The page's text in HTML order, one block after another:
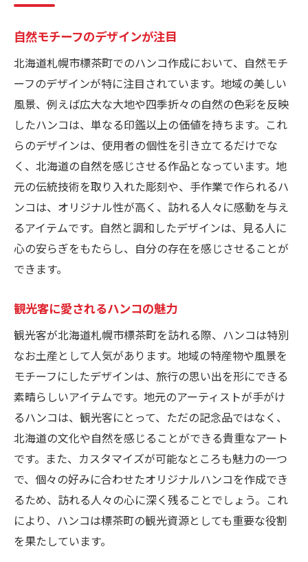
自然モチーフのデザインが注目
北海道札幌市標茶町でのハンコ作成において、自然モチ
ーフのデザインが特に注目されています。地域の美しい
風景、例えば広大な大地や四季折々の自然の色彩を反映
したハンコは、単なる印鑑以上の価値を持ちます。これ
らのデザインは、使用者の個性を引き立てるだけでな
く、北海道の自然を感じさせる作品となっています。地
元の伝統技術を取り入れた彫刻や、手作業で作られるハ
ンコは、オリジナル性が高く、訪れる人々に感動を与え
るアイテムです。自然と調和したデザインは、見る人に
心の安らぎをもたらし、自分の存在を感じさせることが
できます。
観光客に愛されるハンコの魅力
観光客が北海道札幌市標茶町を訪れる際、ハンコは特別
なお土産として人気があります。地域の特産物や風景を
モチーフにしたデザインは、旅行の思い出を形にできる
素晴らしいアイテムです。地元のアーティストが手がけ
るハンコは、観光客にとって、ただの記念品ではなく、
北海道の文化や自然を感じることができる貴重なアート
です。また、カスタマイズが可能なところも魅力の一つ
で、個々の好みに合わせたオリジナルハンコを作成でき
るため、訪れる人々の心に深く残ることでしょう。これ
により、ハンコは標茶町の観光資源としても重要な役割
を果たしています。